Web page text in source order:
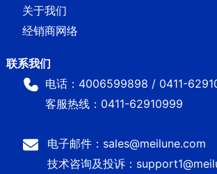
关于我们
经销商网络
电话：4006599898 / 0411-
客服热线：0411-62910999
电子邮件：sales@meilune.com
技术咨询及投诉：